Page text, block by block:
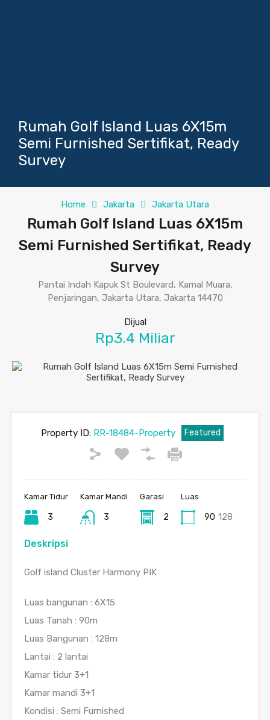
Rumah Golf Island Luas 6X15m
Semi Furnished Sertifikat, Ready
Survey
Home Jakarta Jakarta Utara
Rumah Golf Island Luas 6X15m
Semi Furnished Sertifikat, Ready
Survey
Pantai Indah Kapuk St Boulevard, Kamal Muara,
Penjaringan, Jakarta Utara, Jakarta 14470
Dijual
Rp3.4 Miliar
Property ID:RR-18484-Property Featured
Kamar Tidur
3
Kamar Mandi
3
Garasi
2
Luas
90 128
Deskripsi
Golf island Cluster Harmony PIK
Luas bangunan : 6X15
Luas Tanah : 90m
Luas Bangunan : 128m
Lantai : 2 lantai
Kamar tidur 3+1
Kamar mandi 3+1
Kondisi : Semi Furnished